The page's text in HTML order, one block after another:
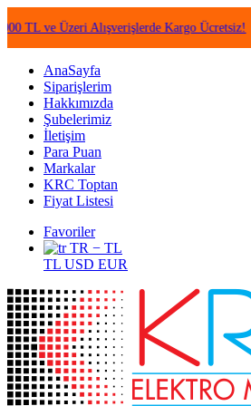
Üzeri Alışverişlerde Kargo Ücretsiz! •
AnaSayfa
Siparişlerim
Hakkımızda
Şubelerimiz
İletişim
Para Puan
Markalar
KRC Toptan
Fiyat Listesi
Favoriler
TR − TL
TL USD EUR